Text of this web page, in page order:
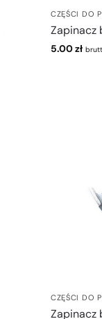
CZĘŚCI DO
5.00zł
CZĘŚCI DO